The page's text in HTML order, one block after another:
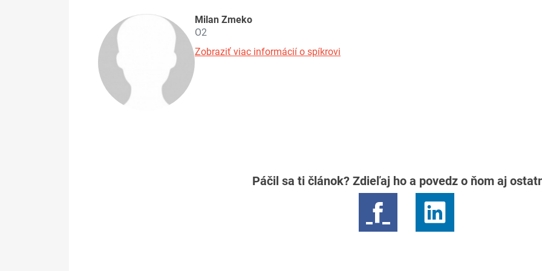
Milan Zmeko
O2
Zobraziť viac informácií o spíkrovi
Páčil sa ti článok? Zdieľaj ho a povedz o ňom aj